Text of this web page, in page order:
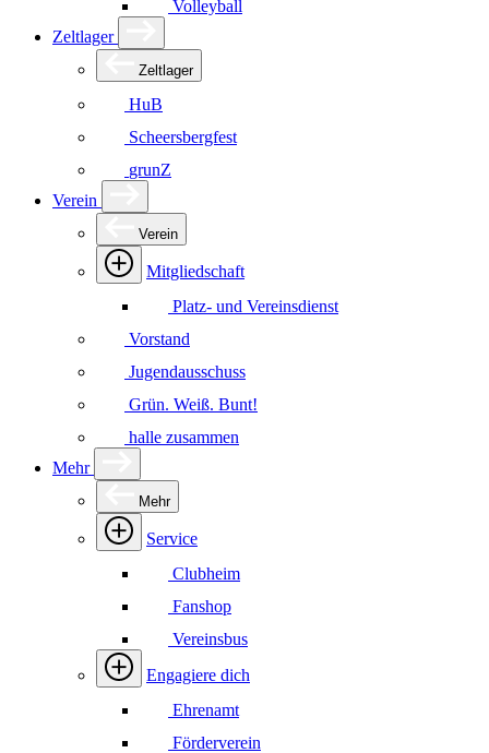
Volleyball
Zeltlager
Zeltlager
HuB
Scheersbergfest
grunZ
Verein
Verein
Mitgliedschaft
Platz- und Vereinsdienst
Vorstand
Jugendausschuss
Grün. Weiß. Bunt!
halle zusammen
Mehr
Mehr
Service
Clubheim
Fanshop
Vereinsbus
Engagiere dich
Ehrenamt
Förderverein